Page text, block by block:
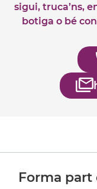
sigui, truca’ns,
botiga o bé
Forma